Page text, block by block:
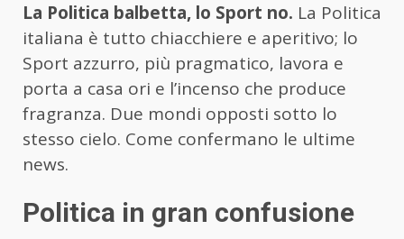
La Politica balbetta, lo Sport no. La Politica
italiana è tutto chiacchiere e aperitivo; lo
Sport azzurro, più pragmatico, lavora e
porta a casa ori e l’incenso che produce
fragranza. Due mondi opposti sotto lo
stesso cielo. Come confermano le ultime
news.
Politica in gran confusione